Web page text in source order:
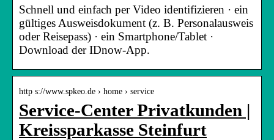
Schnell und einfach per Video identifizieren · ein
gültiges Ausweisdokument (z. B. Personalausweis
oder Reisepass) · ein Smartphone/Tablet ·
Download der IDnow-App.
http s://www.spkeo.de › home › service
Service-Center Privatkunden |
Kreissparkasse Steinfurt